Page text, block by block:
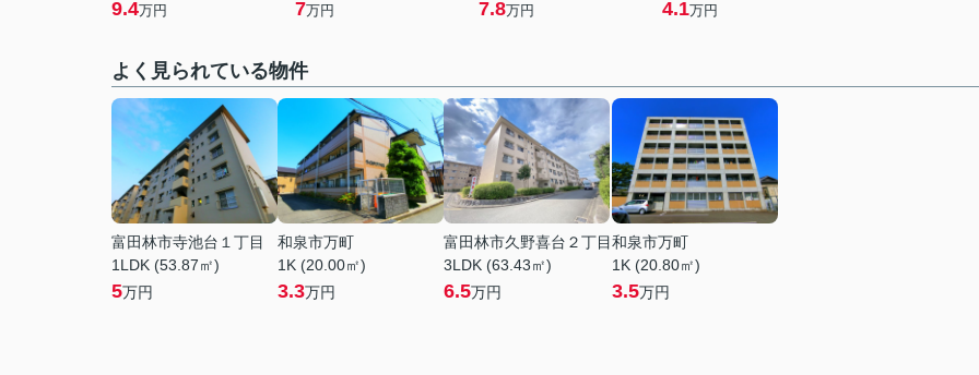
9.4万円 7万円 7.8万円 4.1万円
よく見られている物件
富田林市寺池台１丁目
1LDK (53.87㎡)
5万円
和泉市万町
1K (20.00㎡)
3.3万円
富田林市久野喜台２丁目
3LDK (63.43㎡)
6.5万円
和泉市万町
1K (20.80㎡)
3.5万円